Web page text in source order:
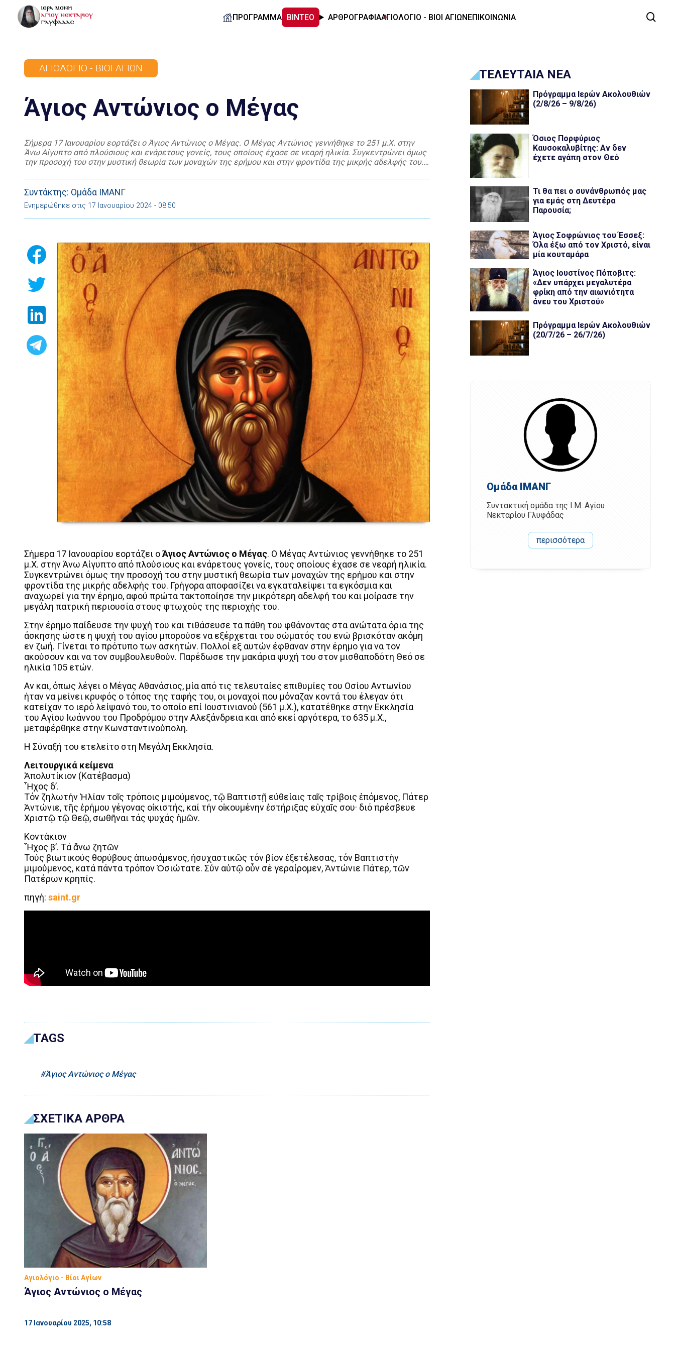
ΠΡΟΓΡΑΜΜΑ ΒΙΝΤΕΟ ΑΡΘΡΟΓΡΑΦΙΑΑΓΙΟΛΟΓΙΟ - ΒΙΟΙ ΑΓΙΩΝΕΠΙΚΟΙΝΩΝΙΑ
ΑΓΙΟΛΌΓΙΟ - ΒΊΟΙ ΑΓΊΩΝ
Άγιος Αντώνιος ο Μέγας
Σήμερα 17 Ιανουαρίου εορτάζει ο Άγιος Αντώνιος ο Μέγας. Ο Μέγας Αντώνιος γεννήθηκε το 251 μ.Χ. στην
Άνω Αίγυπτο από πλούσιους και ενάρετους γονείς, τους οποίους έχασε σε νεαρή ηλικία. Συγκεντρώνει όμως
την προσοχή του στην μυστική θεωρία των μοναχών της ερήμου και στην φροντίδα της μικρής αδελφής του.
Συντάκτης: Ομάδα ΙΜΑΝΓ
Ενημερώθηκε στις 17 Ιανουαρίου 2024 - 08:50
Σήμερα 17 Ιανουαρίου εορτάζει οΆγιος Αντώνιος ο Μέγας. Ο Μέγας Αντώνιος γεννήθηκε το 251
μ.Χ. στην Άνω Αίγυπτο από πλούσιους και ενάρετους γονείς, τους οποίους έχασε σε νεαρή ηλικία.
Συγκεντρώνει όμως την προσοχή του στην μυστική θεωρία των μοναχών της ερήμου και στην
φροντίδα της μικρής αδελφής του. Γρήγορα αποφασίζει να εγκαταλείψει τα εγκόσμια και
αναχωρεί για την έρημο, αφού πρώτα τακτοποίησε την μικρότερη αδελφή του και μοίρασε την
μεγάλη πατρική περιουσία στους φτωχούς της περιοχής του.
Στην έρημο παίδευσε την ψυχή του και τιθάσευσε τα πάθη του φθάνοντας στα ανώτατα όρια της
άσκησης ώστε η ψυχή του αγίου μπορούσε να εξέρχεται του σώματός του ενώ βρισκόταν ακόμη
εν ζωή. Γίνεται το πρότυπο των ασκητών. Πολλοί εξ αυτών έφθαναν στην έρημο για να τον
ακούσουν και να τον συμβουλευθούν. Παρέδωσε την μακάρια ψυχή του στον μισθαποδότη Θεό σε
ηλικία 105 ετών.
Αν και, όπως λέγει ο Μέγας Αθανάσιος, μία από τις τελευταίες επιθυμίες του Οσίου Αντωνίου
ήταν να μείνει κρυφός ο τόπος της ταφής του, οι μοναχοί που μόναζαν κοντά του έλεγαν ότι
κατείχαν το ιερό λείψανό του, το οποίο επί Ιουστινιανού (561 μ.Χ.), κατατέθηκε στην Εκκλησία
του Αγίου Ιωάννου του Προδρόμου στην Αλεξάνδρεια και από εκεί αργότερα, το 635 μ.Χ.,
μεταφέρθηκε στην Κωνσταντινούπολη.
Η Σύναξή του ετελείτο στη Μεγάλη Εκκλησία.
Λειτουργικά κείμενα
Ἀπολυτίκιον (Κατέβασμα)
Ἦχος δ’.
Τόν ζηλωτήν Ἠλίαν τοῖς τρόποις μιμούμενος, τῷ Βαπτιστῇ εὐθείαις ταῖς τρίβοις ἑπόμενος, Πάτερ
Ἀντώνιε, τῆς ἐρήμου γέγονας οἰκιστής, καί τήν οἰκουμένην ἐστήριξας εὐχαῖς σου· διό πρέσβευε
Χριστῷ τῷ Θεῷ, σωθῆναι τάς ψυχάς ἡμῶν.
Κοντάκιον
Ἦχος β’. Τά ἄνω ζητῶν
Τούς βιωτικούς θορύβους ἀπωσάμενος, ἡσυχαστικῶς τόν βίον ἐξετέλεσας, τόν Βαπτιστήν
μιμούμενος, κατά πάντα τρόπον Ὁσιώτατε. Σύν αὐτῷ οὖν σέ γεραίρομεν, Ἀντώνιε Πάτερ, τῶν
Πατέρων κρηπίς.
πηγή: saint.gr
TAGS
Άγιος Αντώνιος ο Μέγας
ΣΧΕΤΙΚΑ ΑΡΘΡΑ
Αγιολόγιο - Βίοι Αγίων
Άγιος Αντώνιος ο Μέγας
17 Ιανουαρίου 2025, 10:58
ΤΕΛΕΥΤΑΙΑ ΝΕΑ
Πρόγραμμα Ιερών Ακολουθιών
(2/8/26 – 9/8/26)
Όσιος Πορφύριος
Καυσοκαλυβίτης: Αν δεν
έχετε αγάπη στον Θεό
Τι θα πει ο συνάνθρωπός μας
για εμάς στη Δευτέρα
Παρουσία;
Άγιος Σοφρώνιος του Έσσεξ:
Όλα έξω από τον Χριστό, είναι
μία κουταμάρα
Άγιος Ιουστίνος Πόποβιτς:
«Δεν υπάρχει μεγαλυτέρα
φρίκη από την αιωνιότητα
άνευ του Χριστού»
Πρόγραμμα Ιερών Ακολουθιών
(20/7/26 – 26/7/26)
Ομάδα ΙΜΑΝΓ
Συντακτική ομάδα της Ι.Μ. Αγίου
Νεκταρίου Γλυφάδας
περισσότερα